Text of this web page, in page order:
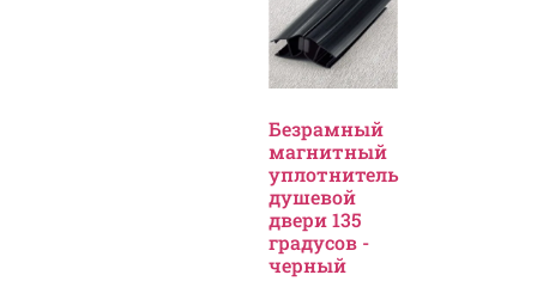
Безрамный
магнитный
уплотнитель
душевой
двери 135
градусов -
черный